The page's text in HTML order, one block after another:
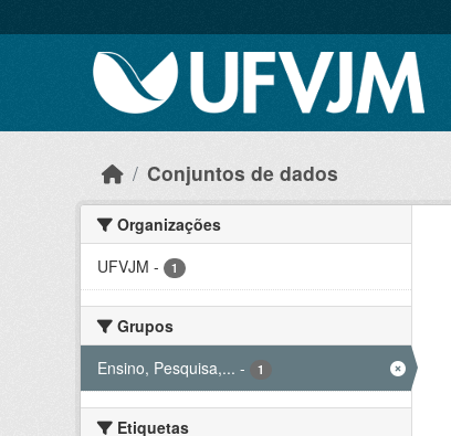
Conjuntos de dados
Organizações
UFVJM - 1
Grupos
Ensino, Pesquisa,... - 1
Etiquetas